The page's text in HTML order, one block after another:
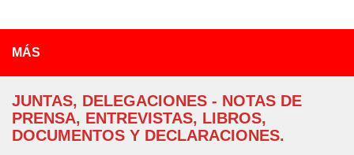
MÁS
JUNTAS, DELEGACIONES - NOTAS DE
PRENSA, ENTREVISTAS, LIBROS,
DOCUMENTOS Y DECLARACIONES.